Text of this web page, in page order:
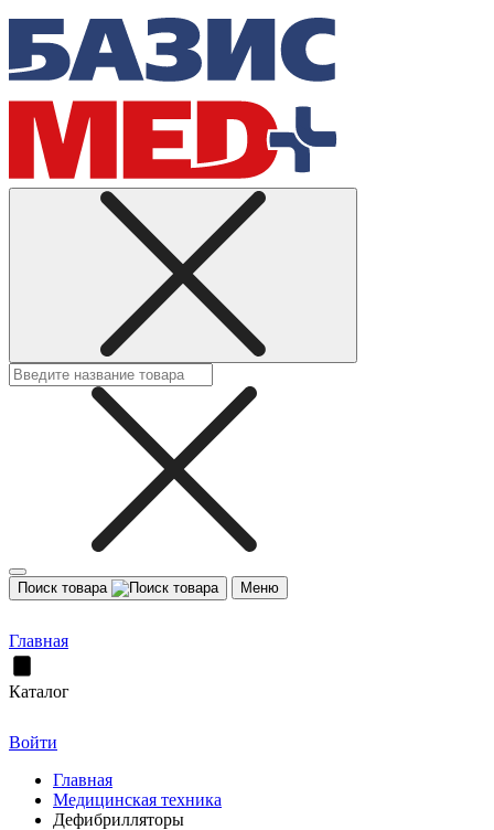
Поиск товара Меню
Главная
Каталог
Войти
Главная
Медицинская техника
Дефибрилляторы